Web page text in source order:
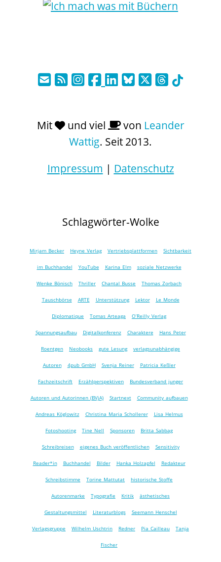
Mit und viel von Leander
Wattig. Seit 2013.
Impressum | Datenschutz
Schlagwörter-Wolke
Mirjam Becker Heyne Verlag Vertriebsplattformen Sichtbarkeit
im Buchhandel YouTube Karina Elm soziale Netzwerke
Wenke Bönisch Thriller Chantal Busse Thomas Zorbach
Tauschbörse ARTE Unterstützung Lektor Le Monde
Diplomatique Tomas Arteaga O’Reilly Verlag
Spannungsaufbau Digitalkonferenz Charaktere Hans Peter
Roentgen Neobooks gute Lesung verlagsunabhängige
Autoren 4pub GmbH Svenja Reiner Patricia Keßler
Fachzeitschrift Erzählperspektiven Bundesverband junger
Autoren und Autorinnen (BVjA) Startnext Community aufbauen
Andreas Köglowitz Christina Maria Schollerer Lisa Helmus
Fotoshooting Tine Nell Sponsoren Britta Sabbag
Schreibreisen eigenes Buch veröffentlichen Sensitivity
Reader*in Buchhandel Bilder Hanka Holzapfel Redakteur
Schreibstimme Torine Mattutat historische Stoffe
Autorenmarke Typografie Kritik ästhetisches
Gestaltungsmittel Literaturblogs Seemann Henschel
Verlagsgruppe Wilhelm Uschtrin Redner Pia Cailleau Tanja
Fischer